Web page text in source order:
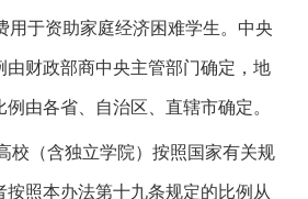
用于资助家庭经济困难学生。中央
由财政部商中央主管部门确定，地
由各省、自治区、直辖市确定。
校（含独立学院）按照国家有关规
按照本办法第十九条规定的比例从